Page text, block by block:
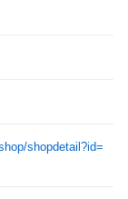
shopdetail?id=